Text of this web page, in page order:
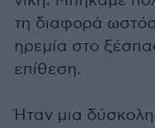
τη διαφορά
ηρεμία στο
επίθεση.
Ήταν μια